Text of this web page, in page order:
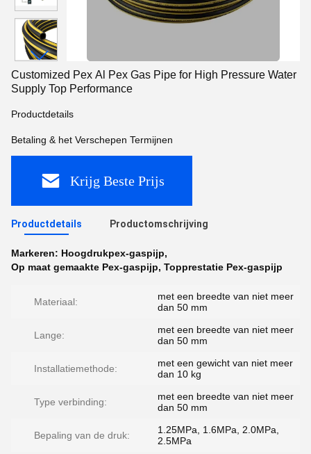
Customized Pex Al Pex Gas Pipe for High Pressure Water
Supply Top Performance
Productdetails
Betaling & het Verschepen Termijnen
Krijg Beste Prijs
Productdetails Productomschrijving
Markeren: Hoogdrukpex-gaspijp,
Op maat gemaakte Pex-gaspijp, Topprestatie Pex-gaspijp
Materiaal:
met een breedte van niet meer
dan 50 mm
Lange:
met een breedte van niet meer
dan 50 mm
Installatiemethode:
met een gewicht van niet meer
dan 10 kg
Type verbinding:
met een breedte van niet meer
dan 50 mm
Bepaling van de druk:
1.25MPa, 1.6MPa, 2.0MPa,
2.5MPa